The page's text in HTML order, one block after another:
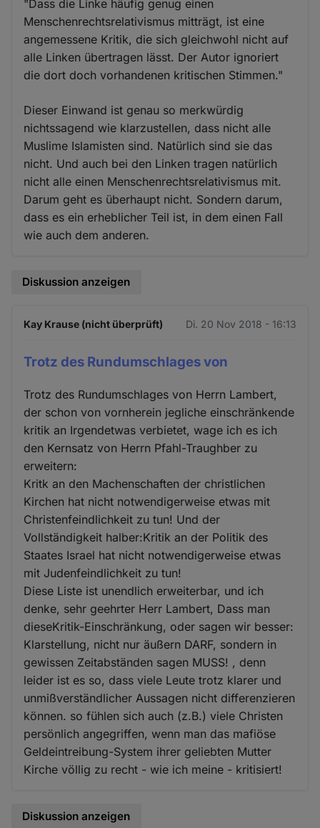
"Dass die Linke häufig genug einen
Menschenrechtsrelativismus mitträgt, ist eine
angemessene Kritik, die sich gleichwohl nicht auf
alle Linken übertragen lässt. Der Autor ignoriert
die dort doch vorhandenen kritischen Stimmen."
Dieser Einwand ist genau so merkwürdig
nichtssagend wie klarzustellen, dass nicht alle
Muslime Islamisten sind. Natürlich sind sie das
nicht. Und auch bei den Linken tragen natürlich
nicht alle einen Menschenrechtsrelativismus mit.
Darum geht es überhaupt nicht. Sondern darum,
dass es ein erheblicher Teil ist, in dem einen Fall
wie auch dem anderen.
Diskussion anzeigen
Kay Krause (nicht überprüft) Di. 20 Nov 2018 - 16:13
Trotz des Rundumschlages von
Trotz des Rundumschlages von Herrn Lambert,
der schon von vornherein jegliche einschränkende
kritik an Irgendetwas verbietet, wage ich es ich
den Kernsatz von Herrn Pfahl-Traughber zu
erweitern:
Kritk an den Machenschaften der christlichen
Kirchen hat nicht notwendigerweise etwas mit
Christenfeindlichkeit zu tun! Und der
Vollständigkeit halber:Kritik an der Politik des
Staates Israel hat nicht notwendigerweise etwas
mit Judenfeindlichkeit zu tun!
Diese Liste ist unendlich erweiterbar, und ich
denke, sehr geehrter Herr Lambert, Dass man
dieseKritik-Einschränkung, oder sagen wir besser:
Klarstellung, nicht nur äußern DARF, sondern in
gewissen Zeitabständen sagen MUSS! , denn
leider ist es so, dass viele Leute trotz klarer und
unmißverständlicher Aussagen nicht differenzieren
können. so fühlen sich auch (z.B.) viele Christen
persönlich angegriffen, wenn man das mafiöse
Geldeintreibung-System ihrer geliebten Mutter
Kirche völlig zu recht - wie ich meine - kritisiert!
Diskussion anzeigen